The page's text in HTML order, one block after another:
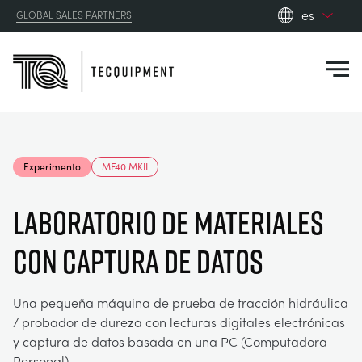
GLOBAL SALES PARTNERS
es
zh
ENERGÍA SOLAR
INGENIERÍA DE CONTROL
OPTICAL EXTENSOMETRY
AEROESPACIAL
AGRICULTURA
AUTOMOTRIZ
RESOURCES
DOWNLOADS
BLOG
ABOUT US
CONTACT US
Experimento MF40 MKII
LABORATORIO DE MATERIALES
CON CAPTURA DE DATOS
Una pequeña máquina de prueba de tracción hidráulica
/ probador de dureza con lecturas digitales electrónicas
y captura de datos basada en una PC (Computadora